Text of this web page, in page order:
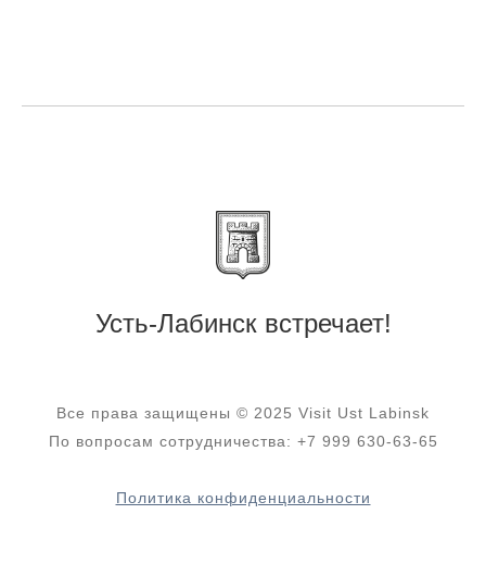
Усть-Лабинск встречает!
Все права защищены © 2025 Visit Ust Labinsk
По вопросам сотрудничества: +7 999 630-63-65
Политика конфиденциальности